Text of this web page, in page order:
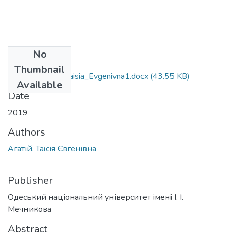
No
Thumbnail
Available
035.01_Agatiy_Taisia_Evgenivna1.docx (43.55 KB)
Date
2019
Authors
Агатій, Таїсія Євгенівна
Publisher
Одеський національний університет імені І. І.
Мечникова
Abstract